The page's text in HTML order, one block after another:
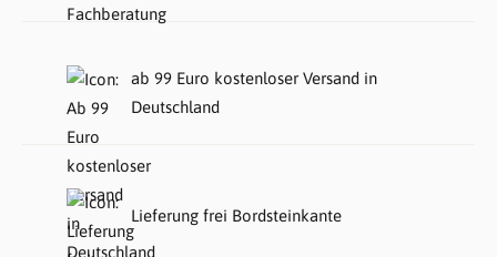
ab 99 Euro kostenloser Versand in
Deutschland
Lieferung frei Bordsteinkante